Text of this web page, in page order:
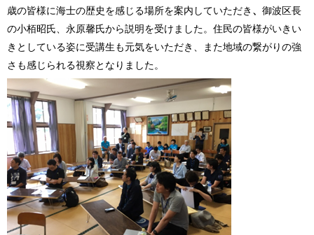
歳の皆様に海士の歴史を感じる場所を案内していただき 、 御波区長
の小栢昭氏、永原馨氏から説明を受けました。 住民の皆様がいきい
きとしている姿に受講生も元気をいただき、また地域の繋がりの強
さも感じられる視察となりました。